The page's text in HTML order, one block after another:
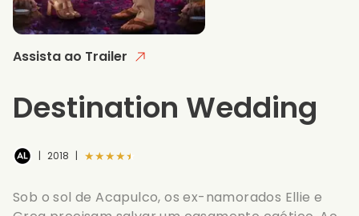
Assista ao Trailer
Destination Wedding
| 2018 | ★★★★★
Sob o sol de Acapulco, os ex-namorados Ellie e